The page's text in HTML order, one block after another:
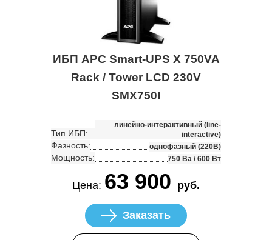
ИБП APC Smart-UPS X 750VA
Rack / Tower LCD 230V
SMX750I
Тип ИБП:
линейно-интерактивный (line-
interactive)
Фазность: однофазный (220В)
Мощность: 750 Ва / 600 Вт
Цена: 63 900 руб.
Заказать